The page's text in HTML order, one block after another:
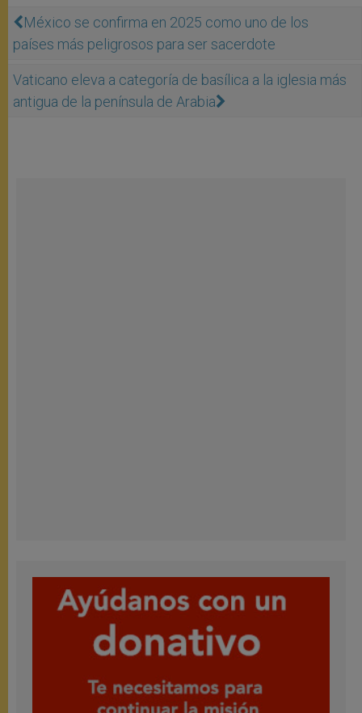
México se confirma en 2025 como uno de los
países más peligrosos para ser sacerdote
Vaticano eleva a categoría de basílica a la iglesia más
antigua de la península de Arabia